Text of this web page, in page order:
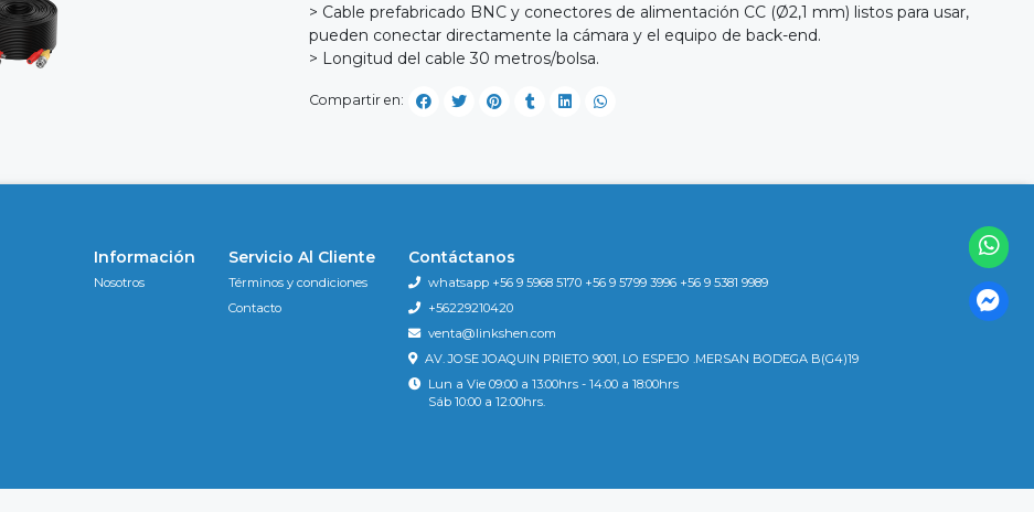
> Cable prefabricado BNC y conectores de alimentación CC (Ø2,1 mm) listos para usar,
pueden conectar directamente la cámara y el equipo de back-end.
> Longitud del cable 30 metros/bolsa.
Compartir en:
Información
Nosotros
Servicio Al Cliente
Términos y condiciones
Contacto
Contáctanos
whatsapp +56 9 5968 5170 +56 9 5799 3996 +56 9 5381 9989
+56229210420
venta@linkshen.com
AV. JOSE JOAQUIN PRIETO 9001, LO ESPEJO .MERSAN BODEGA B(G4)19
Lun a Vie 09:00 a 13:00hrs - 14:00 a 18:00hrs
Sáb 10:00 a 12:00hrs.